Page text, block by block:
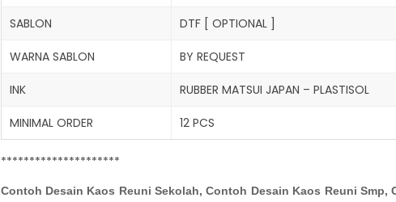
SABLON DTF [ OPTIONAL ]
WARNA SABLON BY REQUEST
INK RUBBER MATSUI JAPAN – PLASTISOL
MINIMAL ORDER 12 PCS
*********************
Contoh Desain Kaos Reuni Sekolah, Contoh Desain Kaos Reuni Smp,